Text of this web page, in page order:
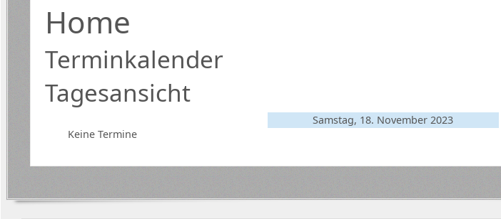
Home
Terminkalender
Tagesansicht
Samstag, 18. November 2023
Keine Termine